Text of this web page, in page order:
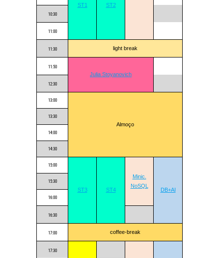
ST1 ST2
10:30
11:00
11:30 light break
11:50
Julia Stoyanovich
12:30
13:00
Almoço
13:30
14:00
14:30
15:00
ST3 ST4
Minic.
NoSQL
DB+AI
15:30
16:00
16:30
17:00 coffee-break
17:30